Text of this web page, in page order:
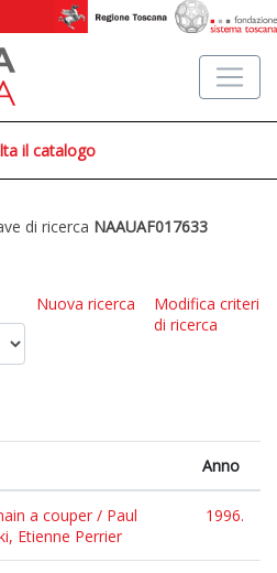
il catalogo
di ricerca NAAUAF017633
Nuova ricerca
Modifica criteri
di ricerca
Anno
a couper / Paul
Etienne Perrier
1996.